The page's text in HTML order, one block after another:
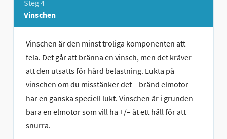
Steg 4
Vinschen
Vinschen är den minst troliga komponenten att
fela. Det går att bränna en vinsch, men det kräver
att den utsatts för hård belastning. Lukta på
vinschen om du misstänker det – bränd elmotor
har en ganska speciell lukt. Vinschen är i grunden
bara en elmotor som vill ha +/– åt ett håll för att
snurra.